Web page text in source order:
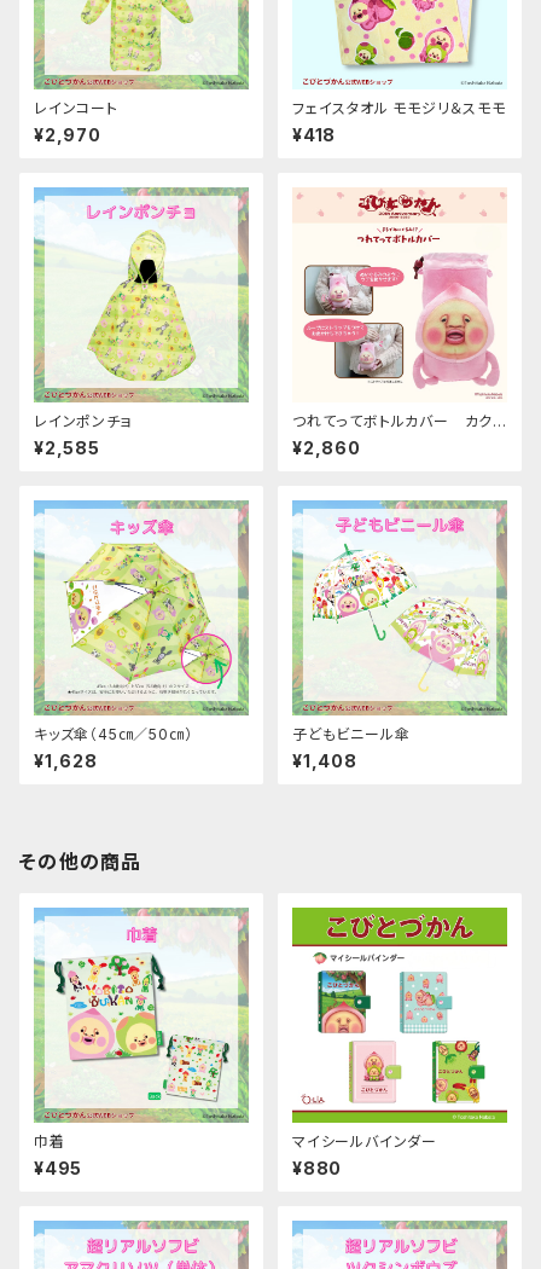
レインコート
¥2,970
フェイスタオル モモジリ＆スモモ
¥418
レインポンチョ
¥2,585
つれてってボトルカバー カクレ
モモジリ
¥2,860
キッズ傘（45㎝／50㎝）
¥1,628
子どもビニール傘
¥1,408
その他の商品
巾着
¥495
マイシールバインダー
¥880